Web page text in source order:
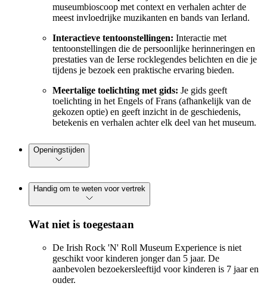
museumbioscoop met context en verhalen achter de
meest invloedrijke muzikanten en bands van Ierland.
Interactieve tentoonstellingen: Interactie met
tentoonstellingen die de persoonlijke herinneringen en
prestaties van de Ierse rocklegendes belichten en die je
tijdens je bezoek een praktische ervaring bieden.
Meertalige toelichting met gids: Je gids geeft
toelichting in het Engels of Frans (afhankelijk van de
gekozen optie) en geeft inzicht in de geschiedenis,
betekenis en verhalen achter elk deel van het museum.
Openingstijden
Handig om te weten voor vertrek
Wat niet is toegestaan
De Irish Rock 'N' Roll Museum Experience is niet
geschikt voor kinderen jonger dan 5 jaar. De
aanbevolen bezoekersleeftijd voor kinderen is 7 jaar en
ouder.